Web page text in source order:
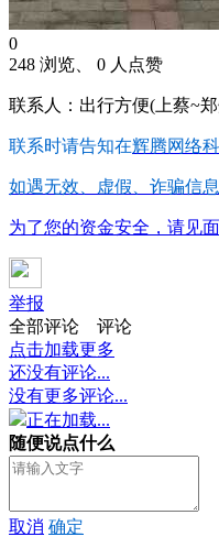
0
248 浏览、 0 人点赞
联系人：出行方便(上蔡~
联系时请告知在辉腾网络
如遇无效、虚假、诈骗信
为了您的资金安全，请见
举报
全部评论
评论
点击加载更多
还没有评论...
没有更多评论...
正在加载...
随便说点什么
取消 确定